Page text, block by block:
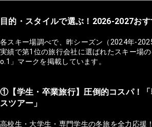
目的・スタイルで選ぶ！2026-2027お
各スキー場調べで、昨シーズン（2024年-
実績で第1位の旅行会社に選ばれたスキー場
o.1」マークを掲載しています。
①【学生・卒業旅行】圧倒的コスパ！
スツアー」
高校生・大学生・専門学生の冬旅を全力応援